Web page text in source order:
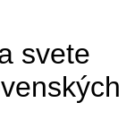
svete